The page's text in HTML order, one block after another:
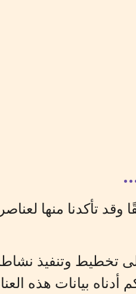
تأكدنا منها
تخطيط وتنفيذ
بيانات هذه